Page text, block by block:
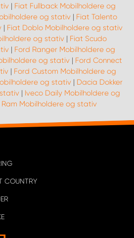
| Fiat Fullback Mobilholdere og
og stativ| Fiat Talento
| Fiat Doblo Mobilholdere og stativ
og stativ| Fiat Scudo
| Ford Ranger Mobilholdere og
og stativ | Ford Connect
| Ford Custom Mobilholdere og
og stativ | Dacia Dokker
| Iveco Daily Mobilholdere og
Mobilholdere og stativ
COUNTRY